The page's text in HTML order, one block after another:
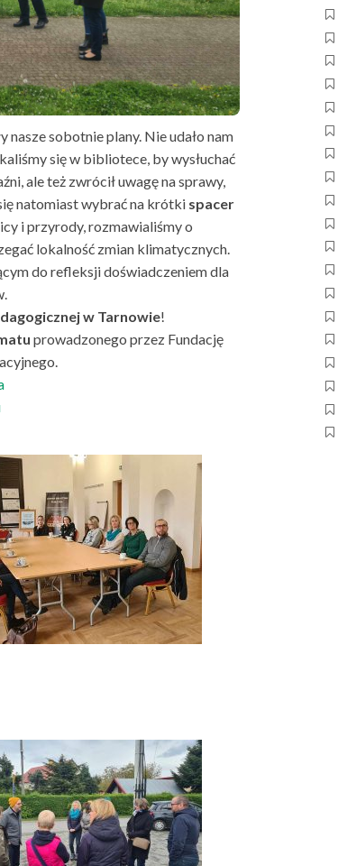
sobotnie plany. Nie udało nam
się w bibliotece, by wysłuchać
ale też zwrócił uwagę na sprawy,
natomiast wybrać na krótki spacer
i przyrody, rozmawialiśmy o
lokalność zmian klimatycznych.
do refleksji doświadczeniem dla
w Tarnowie!
prowadzonego przez Fundację